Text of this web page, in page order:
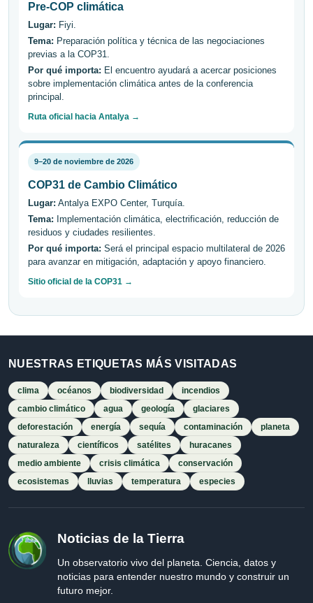
Pre-COP climática
Lugar: Fiyi.
Tema: Preparación política y técnica de las negociaciones
previas a la COP31.
Por qué importa: El encuentro ayudará a acercar posiciones
sobre implementación climática antes de la conferencia
principal.
Ruta oficial hacia Antalya →
9–20 de noviembre de 2026
COP31 de Cambio Climático
Lugar: Antalya EXPO Center, Turquía.
Tema: Implementación climática, electrificación, reducción de
residuos y ciudades resilientes.
Por qué importa: Será el principal espacio multilateral de 2026
para avanzar en mitigación, adaptación y apoyo financiero.
Sitio oficial de la COP31 →
NUESTRAS ETIQUETAS MÁS VISITADAS
clima océanos biodiversidad
incendios
cambio climático
agua geología
glaciares
deforestación
energía sequía contaminación
planeta
naturaleza
científicos satélites
huracanes
medio ambiente
crisis climática
conservación
ecosistemas
lluvias temperatura especies
Noticias de la Tierra
Un observatorio vivo del planeta. Ciencia, datos y
noticias para entender nuestro mundo y construir un
futuro mejor.